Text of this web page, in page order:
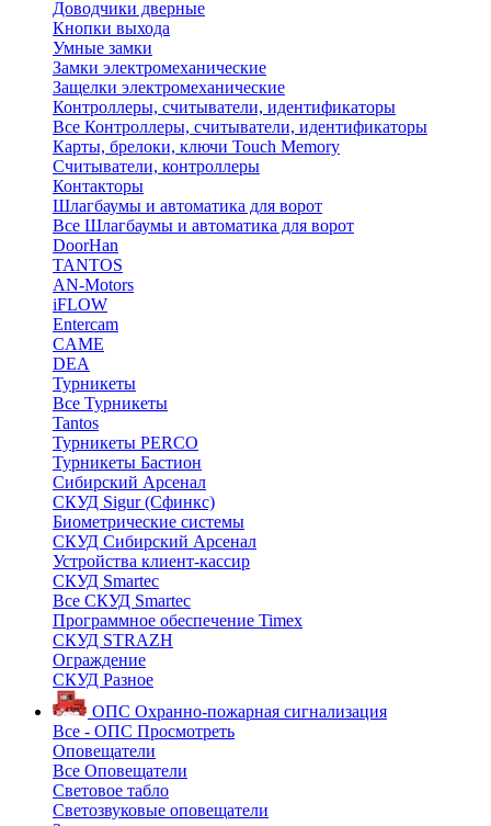
Доводчики дверные
Кнопки выхода
Умные замки
Замки электромеханические
Защелки электромеханические
Контроллеры, считыватели, идентификаторы
Все Контроллеры, считыватели, идентификаторы
Карты, брелоки, ключи Touch Memory
Считыватели, контроллеры
Контакторы
Шлагбаумы и автоматика для ворот
Все Шлагбаумы и автоматика для ворот
DoorHan
TANTOS
AN-Motors
iFLOW
Entercam
CAME
DEA
Турникеты
Все Турникеты
Tantos
Турникеты PERCO
Турникеты Бастион
Сибирский Арсенал
СКУД Sigur (Сфинкс)
Биометрические системы
СКУД Сибирский Арсенал
Устройства клиент-кассир
СКУД Smartec
Все СКУД Smartec
Программное обеспечение Timex
СКУД STRAZH
Ограждение
СКУД Разное
ОПС Охранно-пожарная сигнализация
Все - ОПС Просмотреть
Оповещатели
Все Оповещатели
Световое табло
Светозвуковые оповещатели